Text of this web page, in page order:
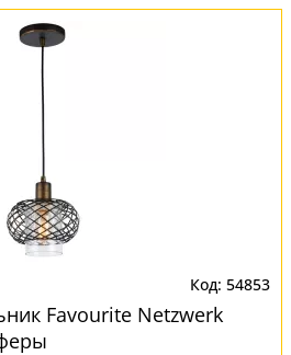
54853
Favourite Netzwerk